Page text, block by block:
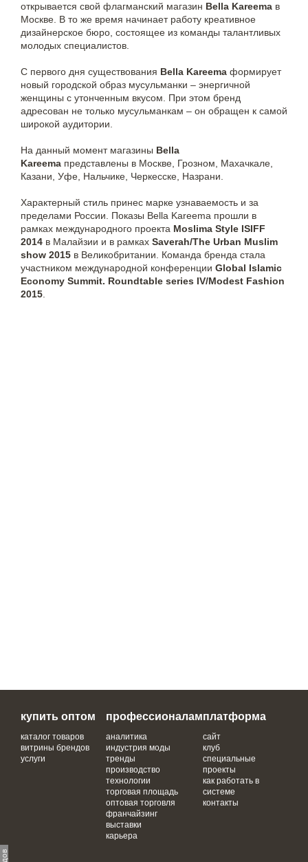
открывается свой флагманский магазин Bella Kareema в
Москве. В то же время начинает работу креативное
дизайнерское бюро, состоящее из команды талантливых
молодых специалистов.
С первого дня существования Bella Kareema формирует
новый городской образ мусульманки – энергичной
женщины с утонченным вкусом. При этом бренд
адресован не только мусульманкам – он обращен к самой
широкой аудитории.
На данный момент магазины Bella
Kareema представлены в Москве, Грозном, Махачкале,
Казани, Уфе, Нальчике, Черкесске, Назрани.
Характерный стиль принес марке узнаваемость и за
пределами России. Показы Bella Kareema прошли в
рамках международного проекта Moslima Style ISIFF
2014 в Малайзии и в рамках Saverah/The Urban Muslim
show 2015 в Великобритании. Команда бренда стала
участником международной конференции Global Islamic
Economy Summit. Roundtable series IV/Modest Fashion
2015.
купить оптом
каталог товаров
витрины брендов
услуги
профессионалам
аналитика
индустрия моды
тренды
производство
технологии
торговая площадь
оптовая торговля
франчайзинг
выставки
карьера
платформа
сайт
клуб
специальные
проекты
как работать в
системе
контакты